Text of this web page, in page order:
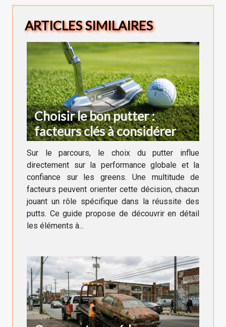
ARTICLES SIMILAIRES
Choisir le bon putter :
facteurs clés à considérer
Sur le parcours, le choix du putter influe
directement sur la performance globale et la
confiance sur les greens. Une multitude de
facteurs peuvent orienter cette décision, chacun
jouant un rôle spécifique dans la réussite des
putts. Ce guide propose de découvrir en détail
les éléments à...